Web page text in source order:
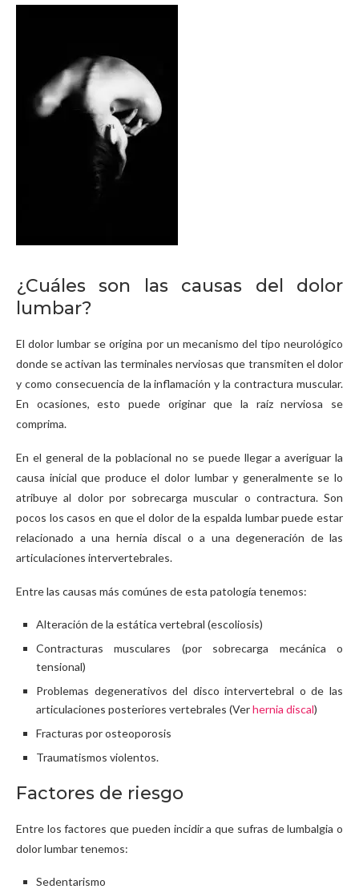
¿Cuáles son las causas del dolor
lumbar?
El dolor lumbar se origina por un mecanismo del tipo neurológico
donde se activan las terminales nerviosas que transmiten el dolor
y como consecuencia de la inflamación y la contractura muscular.
En ocasiones, esto puede originar que la raíz nerviosa se
comprima.
En el general de la poblacional no se puede llegar a averiguar la
causa inicial que produce el dolor lumbar y generalmente se lo
atribuye al dolor por sobrecarga muscular o contractura. Son
pocos los casos en que el dolor de la espalda lumbar puede estar
relacionado a una hernia discal o a una degeneración de las
articulaciones intervertebrales.
Entre las causas más comúnes de esta patología tenemos:
Alteración de la estática vertebral (escoliosis)
Contracturas musculares (por sobrecarga mecánica o
tensional)
Problemas degenerativos del disco intervertebral o de las
articulaciones posteriores vertebrales (Verhernia discal)
Fracturas por osteoporosis
Traumatismos violentos.
Factores de riesgo
Entre los factores que pueden incidir a que sufras de lumbalgia o
dolor lumbar tenemos:
Sedentarismo